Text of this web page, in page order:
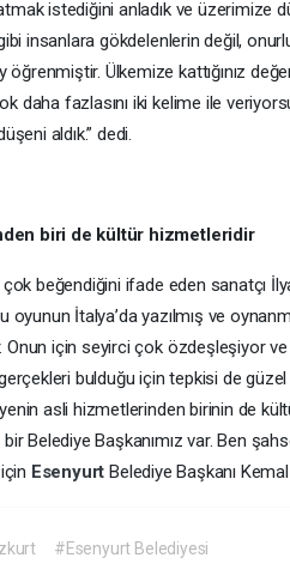
istediğini anladık ve üzerimize
insanlara gökdelenlerin değil, onurlu
Ülkemize kattığınız
daha fazlasını iki kelime ile
aldık.” dedi.
biri de kültür hizmetleridir
beğendiğini ifade eden sanatçı
oyunun İtalya’da yazılmış ve
Onun için seyirci çok özdeşleşiyor
bulduğu için tepkisi de
asli hizmetlerinden birinin de
Belediye Başkanımız var. Ben
EsenyurtBelediye Başkanı
#Esenyurt Belediyesi